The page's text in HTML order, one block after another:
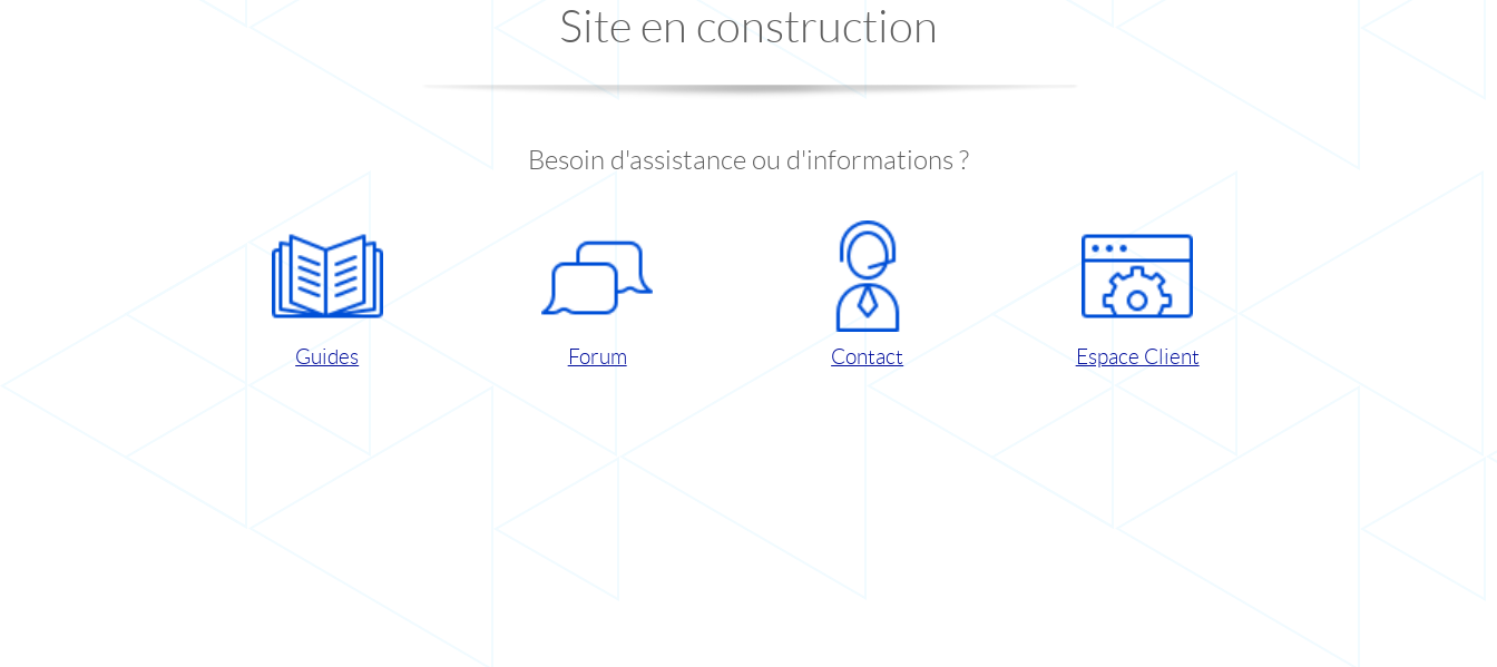
Site en construction
Besoin d'assistance ou d'informations ?
Guides Forum Contact Espace Client